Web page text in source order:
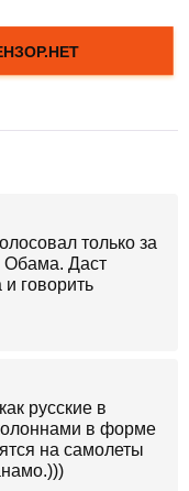
только за
Обама. Даст
говорить
русские в
в форме
на самолеты